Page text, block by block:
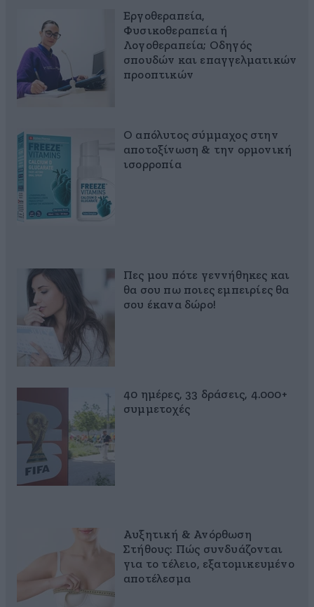
Εργοθεραπεία,
Φυσικοθεραπεία ή
Λογοθεραπεία; Οδηγός
σπουδών και επαγγελματικών
προοπτικών
Ο απόλυτος σύμμαχος στην
αποτοξίνωση & την ορμονική
ισορροπία
Πες μου πότε γεννήθηκες και
θα σου πω ποιες εμπειρίες θα
σου έκανα δώρο!
40 ημέρες, 33 δράσεις, 4.000+
συμμετοχές
Αυξητική & Ανόρθωση
Στήθους: Πώς συνδυάζονται
για το τέλειο, εξατομικευμένο
αποτέλεσμα